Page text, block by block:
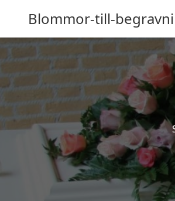
Blommor-till-